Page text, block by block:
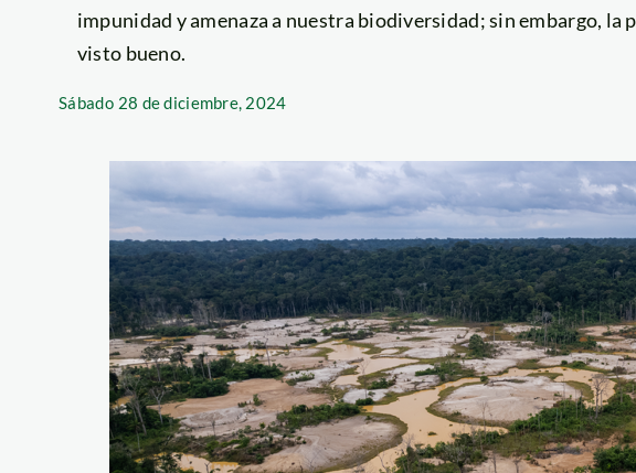
impunidad y amenaza a nuestra biodiversidad; sin embargo, la
visto bueno.
Sábado 28 de diciembre, 2024